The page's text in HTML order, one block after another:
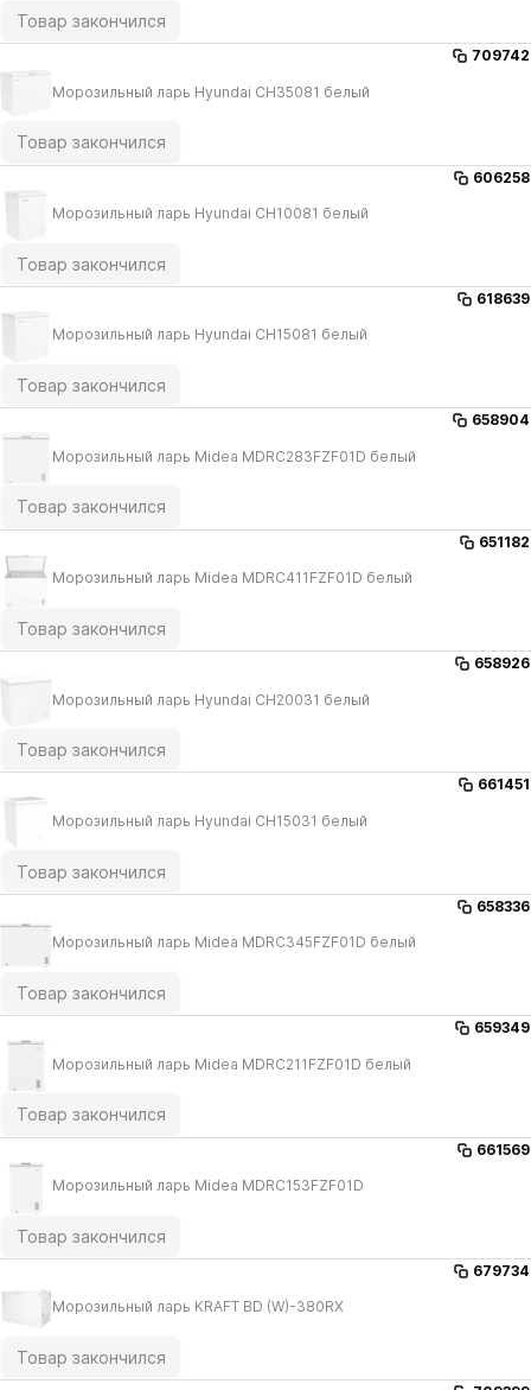
Товар закончился
709742
Морозильный ларь Hyundai CH35081 белый
Товар закончился
606258
Морозильный ларь Hyundai CH10081 белый
Товар закончился
618639
Морозильный ларь Hyundai CH15081 белый
Товар закончился
658904
Морозильный ларь Midea MDRC283FZF01D белый
Товар закончился
651182
Морозильный ларь Midea MDRC411FZF01D белый
Товар закончился
658926
Морозильный ларь Hyundai CH20031 белый
Товар закончился
661451
Морозильный ларь Hyundai CH15031 белый
Товар закончился
658336
Морозильный ларь Midea MDRC345FZF01D белый
Товар закончился
659349
Морозильный ларь Midea MDRC211FZF01D белый
Товар закончился
661569
Морозильный ларь Midea MDRC153FZF01D
Товар закончился
679734
Морозильный ларь KRAFT BD (W)-380RX
Товар закончился